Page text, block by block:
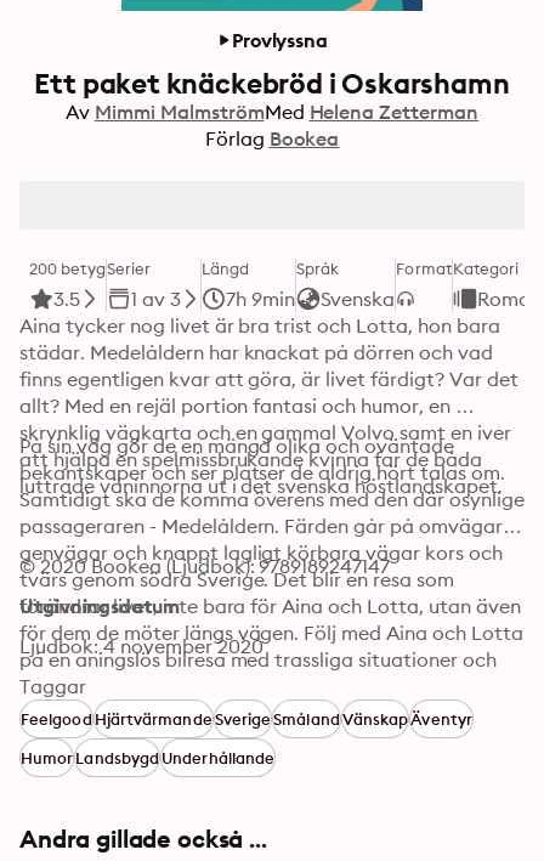
Provlyssna
Ett paket knäckebröd i Oskarshamn
Av Mimmi MalmströmMed Helena Zetterman
Förlag Bookea
200 betyg
3.5
Serier
1 av 3
Längd
7h 9min
Språk
Svenska
FormatKategori
Aina tycker nog livet är bra trist och Lotta, hon bara
städar. Medelåldern har knackat på dörren och vad
finns egentligen kvar att göra, är livet färdigt? Var det
allt? Med en rejäl portion fantasi och humor, en
skrynklig vägkarta och en gammal Volvo samt en iver
att hjälpa en spelmissbrukande kvinna far de båda
luttrade väninnorna ut i det svenska höstlandskapet.
På sin väg gör de en mängd olika och oväntade
bekantskaper och ser platser de aldrig hört talas om.
Samtidigt ska de komma överens med den där osynlige
passageraren - Medelåldern. Färden går på omvägar,
genvägar och knappt lagligt körbara vägar kors och
tvärs genom södra Sverige. Det blir en resa som
förändrar livet, inte bara för Aina och Lotta, utan även
för dem de möter längs vägen. Följ med Aina och Lotta
på en aningslös bilresa med trassliga situationer och
oväntade upplösningar i denna superhärliga
feelgoodroman.
© 2020 Bookea (Ljudbok): 9789189247147
Utgivningsdatum
Ljudbok: 4 november 2020
Taggar
FeelgoodHjärtvärmandeSverigeSmålandVänskapÄventyr
HumorLandsbygdUnderhållande
Andra gillade också ...